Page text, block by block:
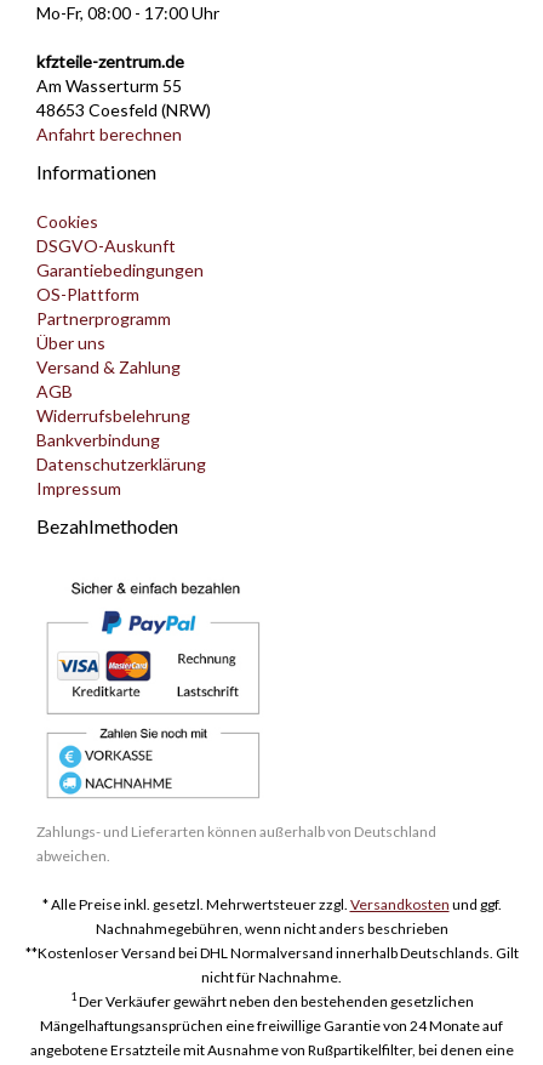
Mo-Fr, 08:00 - 17:00 Uhr
kfzteile-zentrum.de
Am Wasserturm 55
48653 Coesfeld (NRW)
Anfahrt berechnen
Informationen
Cookies
DSGVO-Auskunft
Garantiebedingungen
OS-Plattform
Partnerprogramm
Über uns
Versand & Zahlung
AGB
Widerrufsbelehrung
Bankverbindung
Datenschutzerklärung
Impressum
Bezahlmethoden
Zahlungs- und Lieferarten können außerhalb von Deutschland
abweichen.
* Alle Preise inkl. gesetzl. Mehrwertsteuer zzgl. Versandkosten und ggf.
Nachnahmegebühren, wenn nicht anders beschrieben
**Kostenloser Versand bei DHL Normalversand innerhalb Deutschlands. Gilt
nicht für Nachnahme.
1Der Verkäufer gewährt neben den bestehenden gesetzlichen
Mängelhaftungsansprüchen eine freiwillige Garantie von 24 Monate auf
angebotene Ersatzteile mit Ausnahme von Rußpartikelfilter, bei denen eine